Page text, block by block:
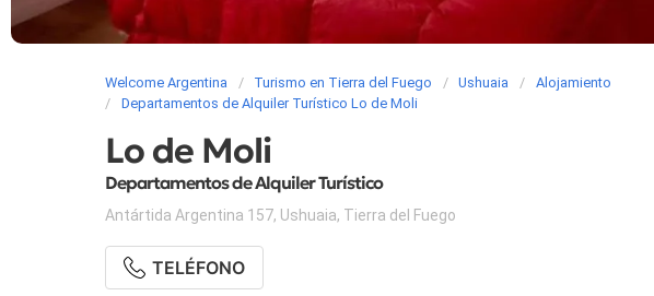
Welcome Argentina Turismo en Tierra del Fuego Ushuaia
Alojamiento
Departamentos de Alquiler Turístico Lo de Moli
Lo de Moli
Departamentos de Alquiler Turístico
Antártida Argentina 157, Ushuaia, Tierra del Fuego
TELÉFONO